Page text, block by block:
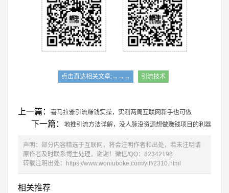
点击直达相关文章:→→→ 引流技术
上一篇： 喜马拉雅引流赚钱实操，实测两周互联网新手也可做
下一篇： 地推引流方法详解，没人脉没资源想做赚钱项目的利器
声明：部分内容精选于互联网，将会注明作者和出处，若未注明请
原作者及时联系博主处理，谢谢！微信/QQ：82342198
转载注明出处：
https://www.woniuboke.com/ylff/2310.html
相关推荐